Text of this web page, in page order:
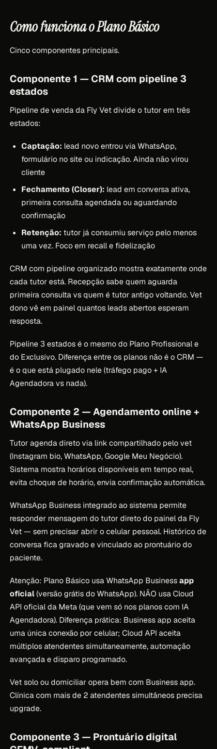
Como funciona o Plano Básico
Cinco componentes principais.
Componente 1 — CRM com pipeline 3
estados
Pipeline de venda da Fly Vet divide o tutor em três
estados:
Captação: lead novo entrou via WhatsApp,
formulário no site ou indicação. Ainda não virou
cliente
Fechamento (Closer): lead em conversa ativa,
primeira consulta agendada ou aguardando
confirmação
Retenção: tutor já consumiu serviço pelo menos
uma vez. Foco em recall e fidelização
CRM com pipeline organizado mostra exatamente onde
cada tutor está. Recepção sabe quem aguarda
primeira consulta vs quem é tutor antigo voltando. Vet
dono vê em painel quantos leads abertos esperam
resposta.
Pipeline 3 estados é o mesmo do Plano Profissional e
do Exclusivo. Diferença entre os planos não é o CRM —
é o que está plugado nele (tráfego pago + IA
Agendadora vs nada).
Componente 2 — Agendamento online +
WhatsApp Business
Tutor agenda direto via link compartilhado pelo vet
(Instagram bio, WhatsApp, Google Meu Negócio).
Sistema mostra horários disponíveis em tempo real,
evita choque de horário, envia confirmação automática.
WhatsApp Business integrado ao sistema permite
responder mensagem do tutor direto do painel da Fly
Vet — sem precisar abrir o celular pessoal. Histórico de
conversa fica gravado e vinculado ao prontuário do
paciente.
Atenção: Plano Básico usa WhatsApp Businessapp
oficial(versão grátis do WhatsApp). NÃO usa Cloud
API oficial da Meta (que vem só nos planos com IA
Agendadora). Diferença prática: Business app aceita
uma única conexão por celular; Cloud API aceita
múltiplos atendentes simultaneamente, automação
avançada e disparo programado.
Vet solo ou domiciliar opera bem com Business app.
Clínica com mais de 2 atendentes simultâneos precisa
upgrade.
Componente 3 — Prontuário digital